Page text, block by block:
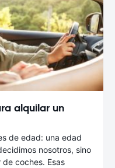
alquilar un
de edad: una edad
nosotros, sino
coches. Esas